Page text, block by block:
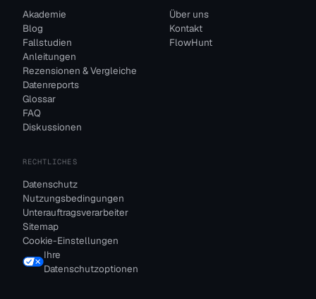
Akademie
Blog
Fallstudien
Anleitungen
Rezensionen & Vergleiche
Datenreports
Glossar
FAQ
Diskussionen
Über uns
Kontakt
FlowHunt
RECHTLICHES
Datenschutz
Nutzungsbedingungen
Unterauftragsverarbeiter
Sitemap
Cookie-Einstellungen
Ihre
Datenschutzoptionen